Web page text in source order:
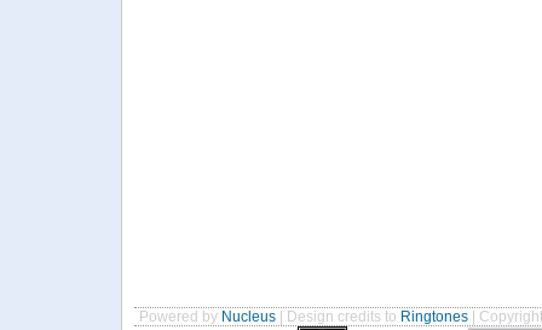
Powered by Nucleus | Design credits to Ringtones |